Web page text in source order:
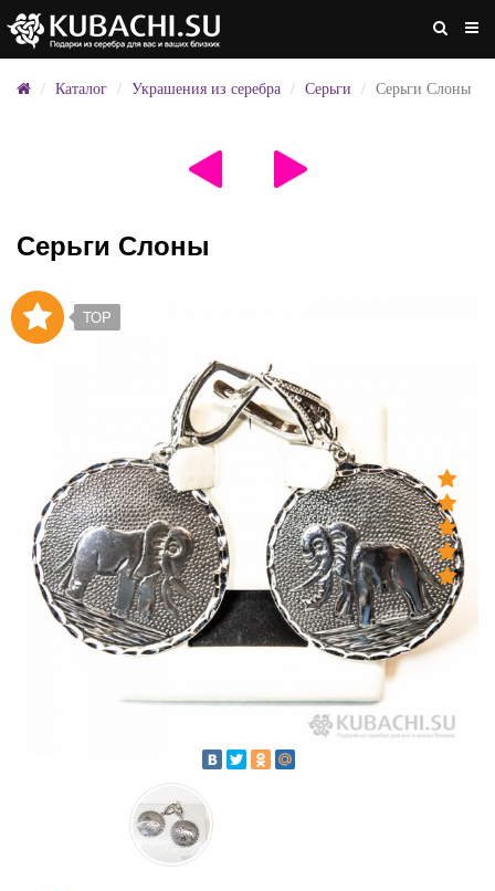
Каталог Украшения из серебра Серьги Серьги Слоны
Серьги Слоны
TOP